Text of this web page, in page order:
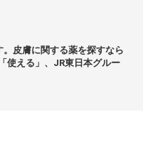
皮膚に関する薬を探すなら
使える」、JR東日本グルー